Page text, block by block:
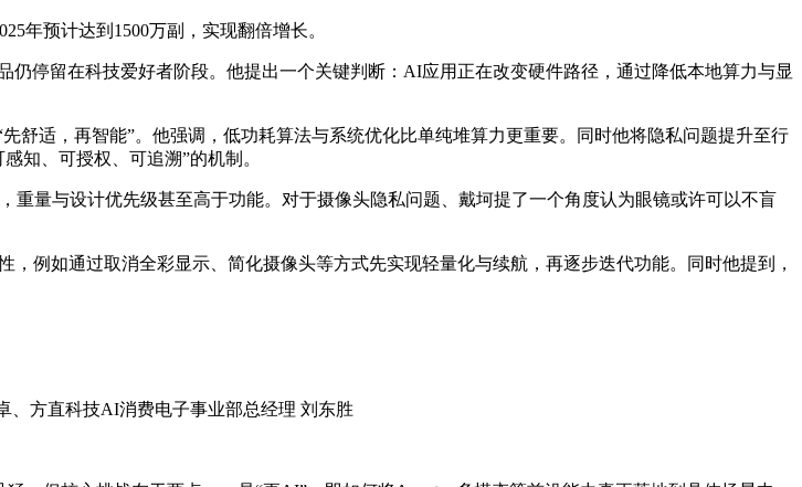
年预计达到1500万副，实现翻倍增长。
停留在科技爱好者阶段。他提出一个关键判断：AI应用正在改变硬件路径，通过降低本地算力与显
适，再智能”。他强调，低功耗算法与系统优化比单纯堆算力更重要。同时他将隐私问题提升至行
知、可授权、可追溯”的机制。
量与设计优先级甚至高于功能。对于摄像头隐私问题、戴坷提了一个角度认为眼镜或许可以不盲
，例如通过取消全彩显示、简化摄像头等方式先实现轻量化与续航，再逐步迭代功能。同时他提到，
、方直科技AI消费电子事业部总经理 刘东胜